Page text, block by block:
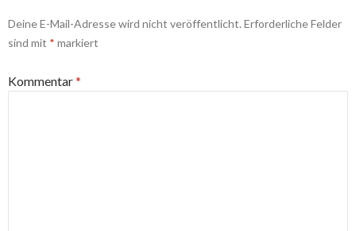
Deine E-Mail-Adresse wird nicht veröffentlicht. Erforderliche Felder
sind mit * markiert
Kommentar*